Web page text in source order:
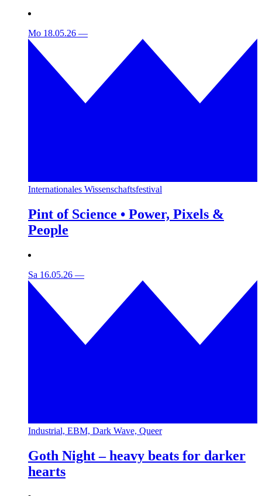
Mo 18.05.26 —
Internationales Wissenschaftsfestival
Pint of Science • Power, Pixels &
People
Sa 16.05.26 —
Industrial, EBM, Dark Wave, Queer
Goth Night – heavy beats for darker
hearts